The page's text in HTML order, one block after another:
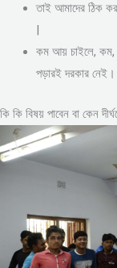
তাই আমাদের ঠিক
|
কম আয় চাইলে, কম,
পড়ারই দরকার নেই।
কি কি বিষয় পাবেন বা কেন